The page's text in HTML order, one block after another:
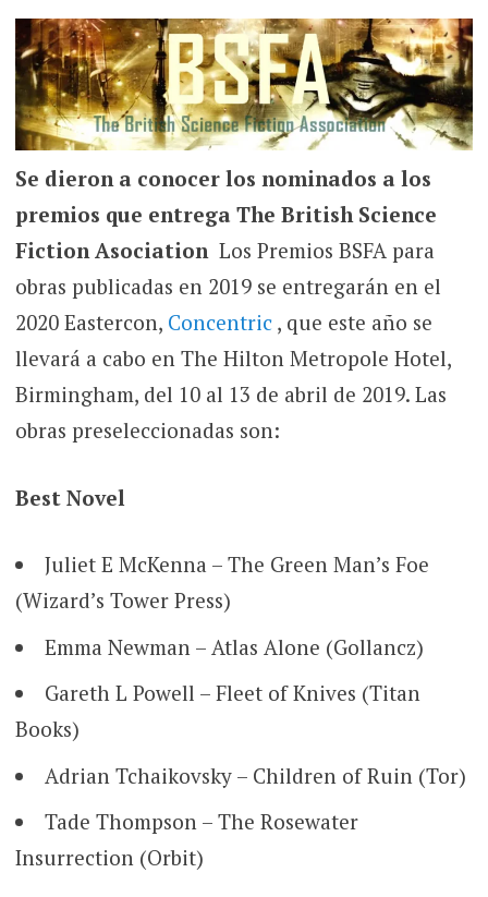
Se dieron a conocer los nominados a los
premios que entrega The British Science
Fiction Asociation Los Premios BSFA para
obras publicadas en 2019 se entregarán en el
2020 Eastercon, Concentric, que este año se
llevará a cabo en The Hilton Metropole Hotel,
Birmingham, del 10 al 13 de abril de 2019. Las
obras preseleccionadas son:
Best Novel
Juliet E McKenna – The Green Man’s Foe
(Wizard’s Tower Press)
Emma Newman – Atlas Alone (Gollancz)
Gareth L Powell – Fleet of Knives (Titan
Books)
Adrian Tchaikovsky – Children of Ruin (Tor)
Tade Thompson – The Rosewater
Insurrection (Orbit)